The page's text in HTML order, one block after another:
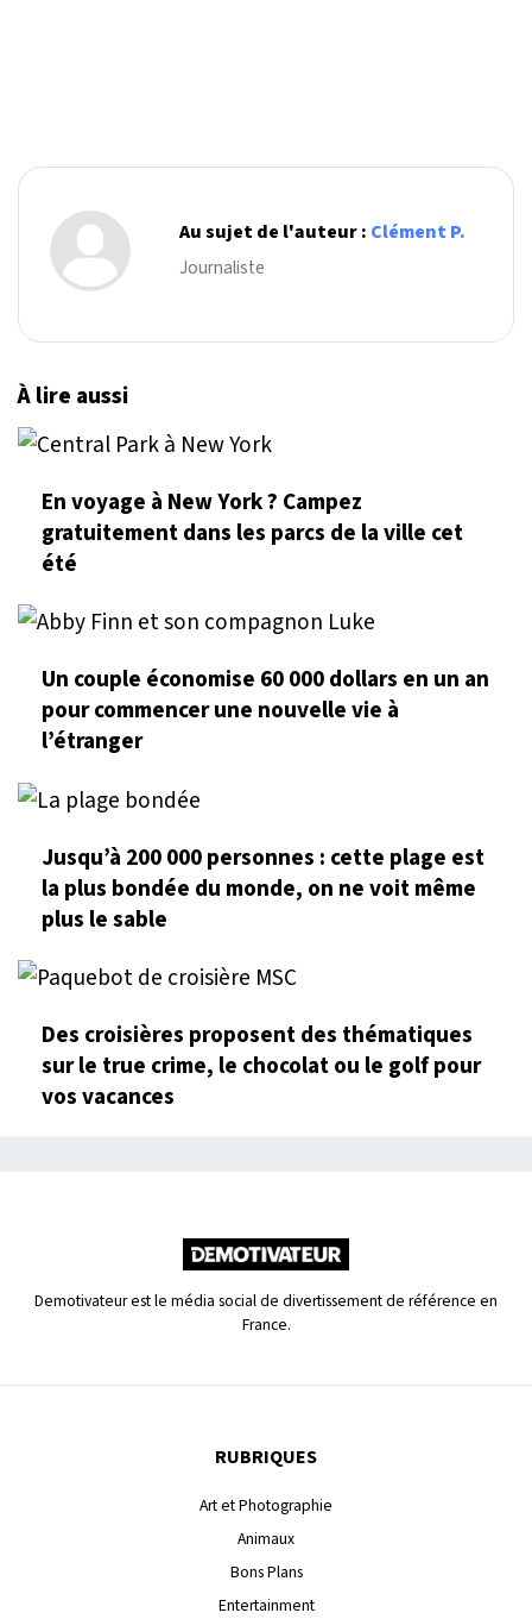
Au sujet de l'auteur : Clément P.
Journaliste
À lire aussi
En voyage à New York ? Campez
gratuitement dans les parcs de la ville cet
été
Un couple économise 60 000 dollars en un an
pour commencer une nouvelle vie à
l’étranger
Jusqu’à 200 000 personnes : cette plage est
la plus bondée du monde, on ne voit même
plus le sable
Des croisières proposent des thématiques
sur le true crime, le chocolat ou le golf pour
vos vacances
Demotivateur est le média social de divertissement de référence en
France.
RUBRIQUES
Art et Photographie
Animaux
Bons Plans
Entertainment